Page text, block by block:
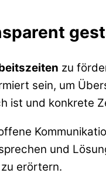
zu
sein, um
ist und konkrete
und
erörtern.